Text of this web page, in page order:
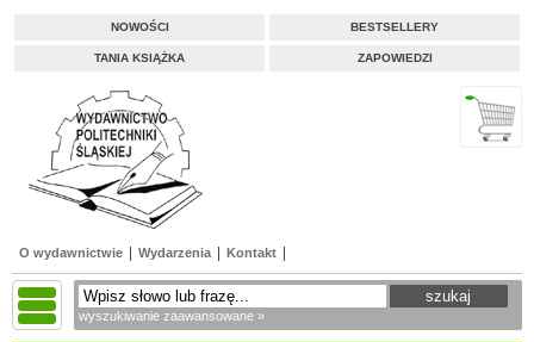
NOWOŚCI BESTSELLERY
TANIA KSIĄŻKA ZAPOWIEDZI
O wydawnictwie Wydarzenia Kontakt
wyszukiwanie zaawansowane »